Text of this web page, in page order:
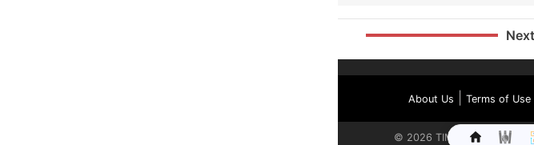
About Us Terms of Use|
© 2026 TIMES INTERNET